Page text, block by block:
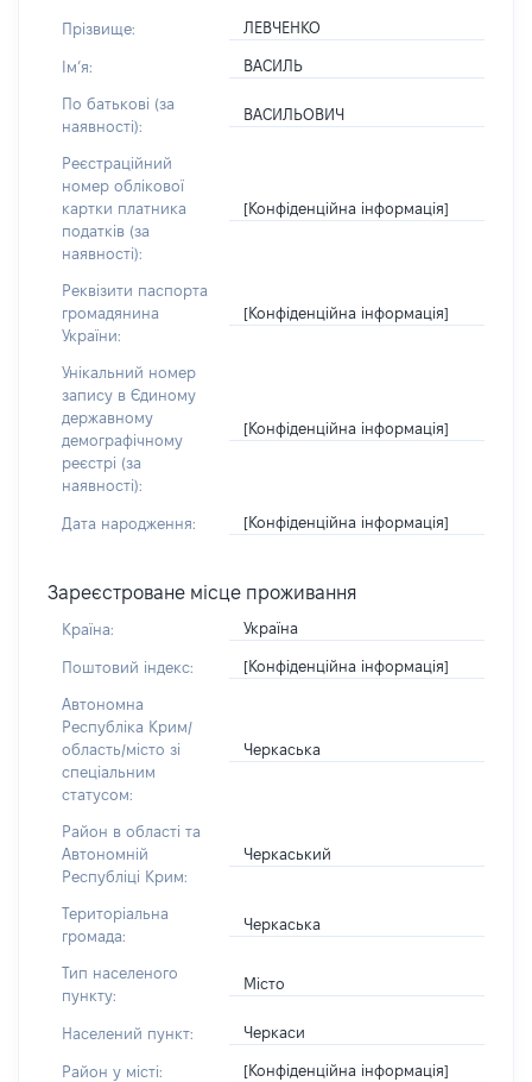
Прізвище: ЛЕВЧЕНКО
Імʼя: ВАСИЛЬ
По батькові (за
наявності):
ВАСИЛЬОВИЧ
Реєстраційний
номер облікової
картки платника
податків (за
наявності):
[Конфіденційна інформація]
Реквізити паспорта
громадянина
України:
[Конфіденційна інформація]
Унікальний номер
запису в Єдиному
державному
демографічному
реєстрі (за
наявності):
[Конфіденційна інформація]
Дата народження: [Конфіденційна інформація]
Зареєстроване місце проживання
Країна: Україна
Поштовий індекс: [Конфіденційна інформація]
Автономна
Республіка Крим/
область/місто зі
спеціальним
статусом:
Черкаська
Район в області та
Автономній
Республіці Крим:
Черкаський
Територіальна
громада:
Черкаська
Тип населеного
пункту:
Місто
Населений пункт: Черкаси
Район у місті: [Конфіденційна інформація]